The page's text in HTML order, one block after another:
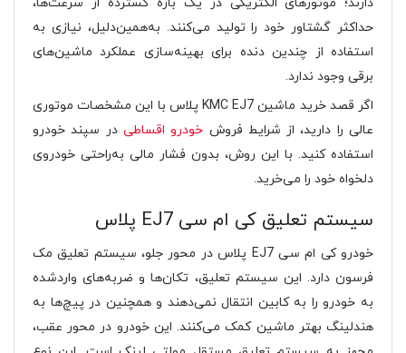
حداکثر گشتاور خود را تولید می‌کنند. به‌همین‌دلیل، نیازی به
استفاده از چندین دنده برای بهینه‌سازی عملکرد ماشین‌های
برقی وجود ندارد.
اگر قصد خرید ماشین KMC EJ7 پلاس با این مشخصات موتوری
عالی را دارید، از شرایط فروش خودرو اقساطی در سپند خودرو
استفاده کنید. با این روش، بدون فشار مالی به‌راحتی خودروی
دلخواه خود را می‌خرید.
سیستم تعلیق کی ام سی EJ7 پلاس
خودرو کی ام سی EJ7 پلاس در محور جلو، سیستم تعلیق مک
فرسون دارد. این سیستم تعلیق، تکان‌ها و ضربه‌های واردشده
به خودرو را به کابین انتقال نمی‌دهند و همچنین در پیچ‌ها به
هندلینگ بهتر ماشین کمک می‌کنند. این خودرو در محور عقب،